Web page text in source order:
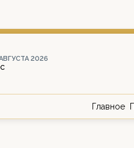
2026
Главное